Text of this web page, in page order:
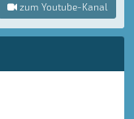
zum Youtube-Kanal